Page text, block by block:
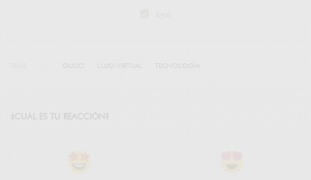
GUCCI LUJO VIRTUAL TECNOLOGÍA
¿CUÁL ES TU REACCIÓN?